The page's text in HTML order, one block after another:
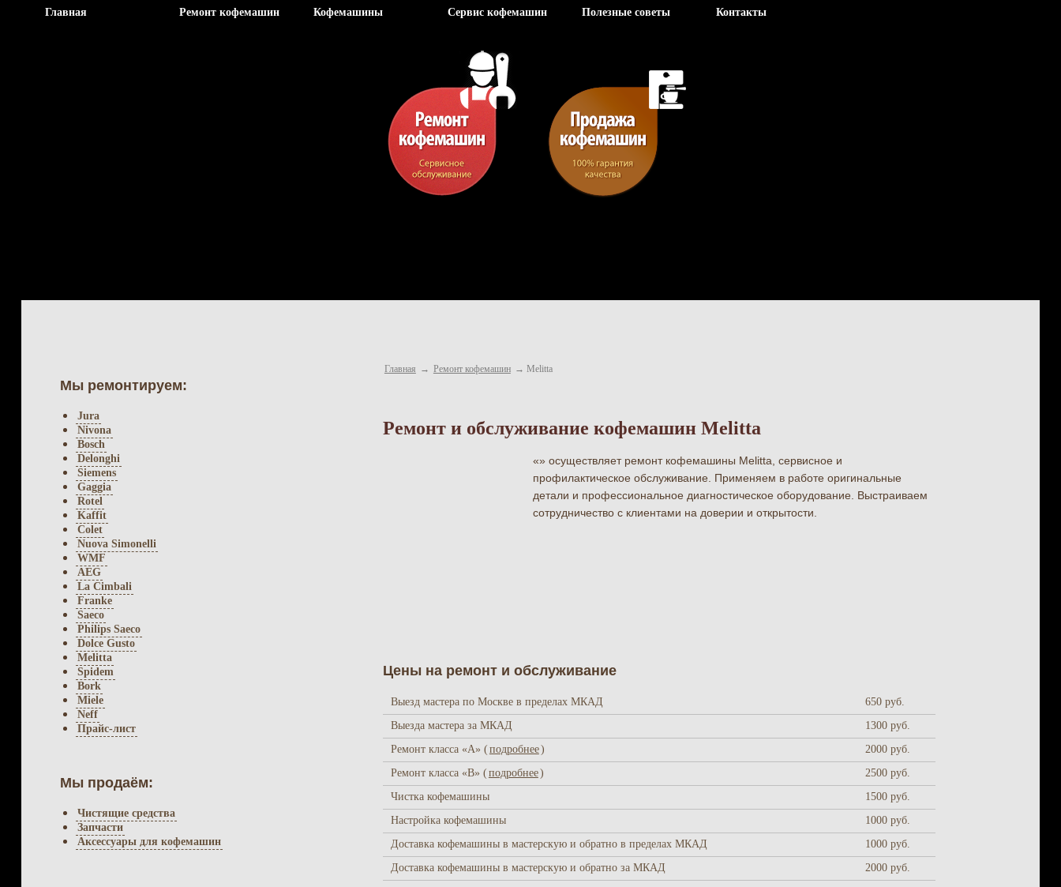
Главная Ремонт кофемашин Кофемашины Сервис кофемашин Полезные советы Контакты
Мы ремонтируем:
Jura
Nivona
Bosch
Delonghi
Siemens
Gaggia
Rotel
Kaffit
Colet
Nuova Simonelli
WMF
AEG
La Cimbali
Franke
Saeco
Philips Saeco
Dolce Gusto
Melitta
Spidem
Bork
Miele
Neff
Прайс-лист
Мы продаём:
Чистящие средства
Запчасти
Аксессуары для кофемашин
Главная → Ремонт кофемашин → Melitta
Ремонт и обслуживание кофемашин Melitta
«» осуществляет ремонт кофемашины Melitta, сервисное и
профилактическое обслуживание. Применяем в работе оригинальные
детали и профессиональное диагностическое оборудование. Выстраиваем
сотрудничество с клиентами на доверии и открытости.
Цены на ремонт и обслуживание
Выезд мастера по Москве в пределах МКАД
650 руб.
Выезда мастера за МКАД
1300 руб.
Ремонт класса «A» ( подробнее)
2000 руб.
Ремонт класса «В» ( подробнее)
2500 руб.
Чистка кофемашины
1500 руб.
Настройка кофемашины
1000 руб.
Доставка кофемашины в мастерскую и обратно в пределах МКАД
1000 руб.
Доставка кофемашины в мастерскую и обратно за МКАД
2000 руб.
Отправить заявку